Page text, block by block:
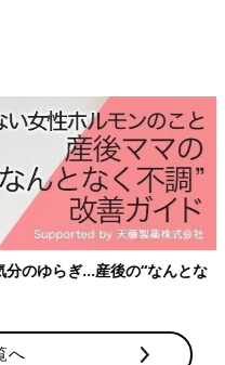
分のゆらぎ…産後の“なんとな
へ